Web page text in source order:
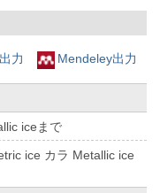
力 Mendeley出力
iceまで
ice カラ Metallic ice